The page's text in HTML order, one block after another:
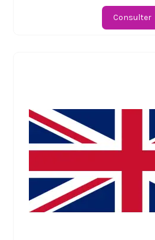
Consulter